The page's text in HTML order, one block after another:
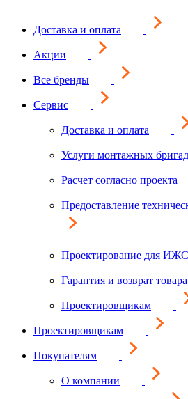
Доставка и оплата
Акции
Все бренды
Сервис
Доставка и оплата
Услуги монтажных бригад
Расчет согласно проекта
Предоставление
Проектирование для ИЖС
Гарантия и возврат товара
Проектировщикам
Проектировщикам
Покупателям
О компании